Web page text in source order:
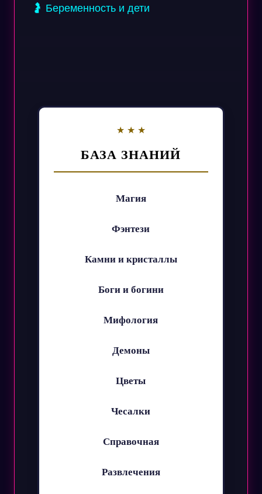
🤰 Беременность и дети
БАЗА ЗНАНИЙ
Магия
Фэнтези
Камни и кристаллы
Боги и богини
Мифология
Демоны
Цветы
Чесалки
Справочная
Развлечения